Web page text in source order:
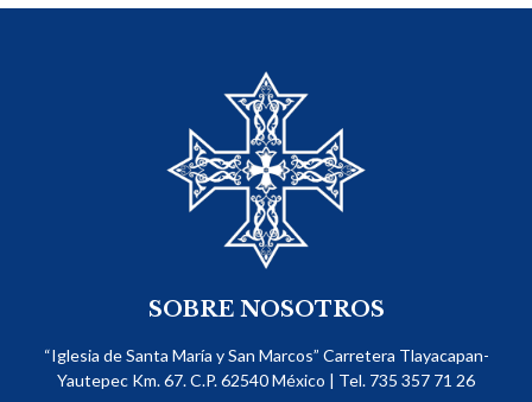
SOBRE NOSOTROS
“Iglesia de Santa María y San Marcos” Carretera Tlayacapan-
Yautepec Km. 67. C.P. 62540​ México | Tel. 735 357 71 26